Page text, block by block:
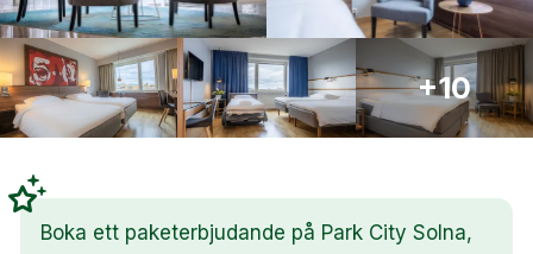
+10
Boka ett paketerbjudande på Park City Solna,